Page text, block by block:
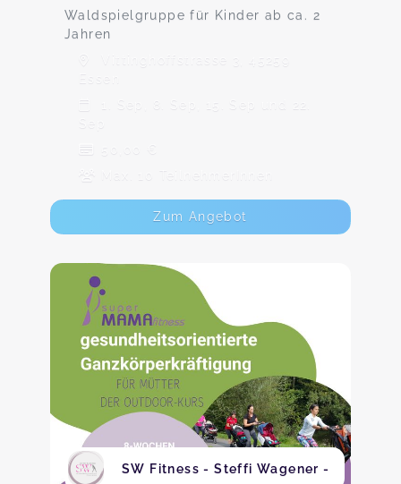
Waldspielgruppe für Kinder ab ca. 2
Jahren
Vittinghoffstrasse 3, 45259
Essen
1. Sep, 8. Sep, 15. Sep und 22.
Sep
50,00 €
Max. 10 TeilnehmerInnen
Zum Angebot
SW Fitness - Steffi Wagener -